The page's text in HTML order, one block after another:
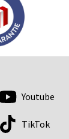
Youtube
TikTok